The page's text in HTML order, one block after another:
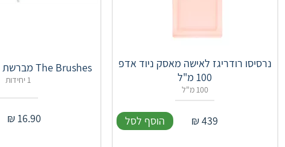
נרסיסו רודריגז לאישה מאסק ניוד אדפ
100 מ"ל
100 מ"ל
439
₪ הוסף לסל
The Brushes מברשת צלליות זויתית
1 יחידות
16.90
₪